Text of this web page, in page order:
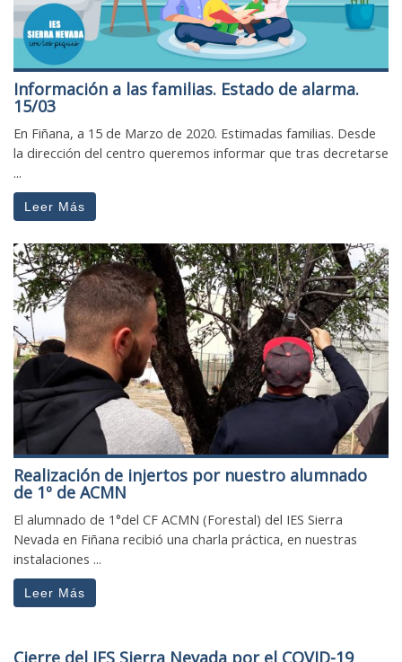
Información a las familias. Estado de alarma.
15/03
En Fiñana, a 15 de Marzo de 2020. Estimadas familias. Desde
la dirección del centro queremos informar que tras decretarse
...
Leer Más
Realización de injertos por nuestro alumnado
de 1º de ACMN
El alumnado de 1°del CF ACMN (Forestal) del IES Sierra
Nevada en Fiñana recibió una charla práctica, en nuestras
instalaciones ...
Leer Más
Cierre del IES Sierra Nevada por el COVID-19